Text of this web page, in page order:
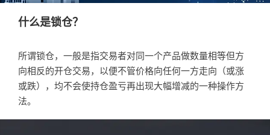
什么是锁仓？
所谓锁仓，一般是指交易者对同一个产品做数量相等但方
向相反的开仓交易，以便不管价格向任何一方走向（或涨
或跌），均不会使持仓盈亏再出现大幅增减的一种操作方
法。